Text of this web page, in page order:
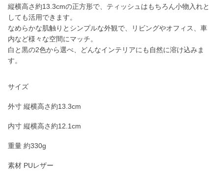
縦横高さ約13.3cmの正方形で、ティッシュはもちろん小物入れと
しても活用できます。
なめらかな肌触りとシンプルな外観で、リビングやオフィス、車
内など様々な空間にマッチ。
白と黒の2色から選べ、どんなインテリアにも自然に溶け込みま
す。
サイズ
外寸 縦横高さ約13.3cm
内寸 縦横高さ約12.1cm
重量 約330g
素材 PUレザー